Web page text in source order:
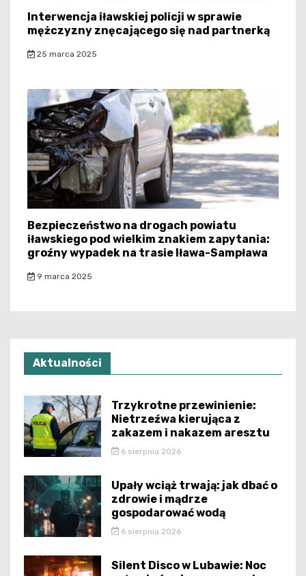
Interwencja iławskiej policji w sprawie
mężczyzny znęcającego się nad partnerką
25 marca 2025
Bezpieczeństwo na drogach powiatu
iławskiego pod wielkim znakiem zapytania:
groźny wypadek na trasie Iława-Sampława
9 marca 2025
Aktualności
Trzykrotne przewinienie:
Nietrzeźwa kierująca z
zakazem i nakazem aresztu
6 sierpnia 2026
Upały wciąż trwają: jak dbać o
zdrowie i mądrze
gospodarować wodą
6 sierpnia 2026
Silent Disco w Lubawie: Noc